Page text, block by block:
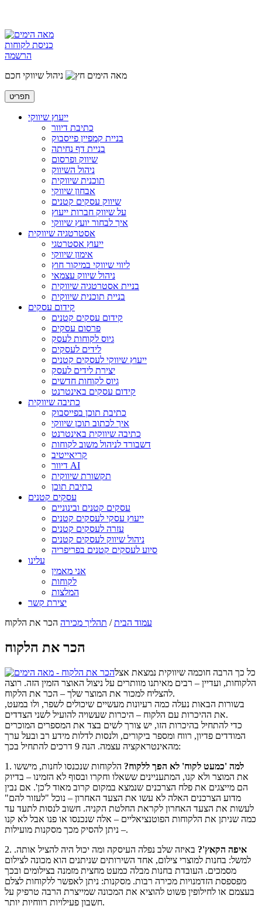
כניסת לקוחות
הרשמה
מאה הימים
ניהול שיווקי חכם
תפריט
ייעוץ שיווקי
כתיבת דיוור
בניית קמפיין פייסבוק
בניית דף נחיתה
שיווק ופרסום
ניהול השיווק
תוכנית שיווקית
אבחון שיווקי
שיווק עסקים קטנים
על שיווק חברות ייעוץ
איך לבחור יועץ שיווקי
אסטרטגיה שיווקית
ייעוץ אסטרטגי
אימון שיווקי
ליווי שיווקי במיקור חוץ
ניהול שיווק עצמאי
בניית אסטרטגיה שיווקית
בניית תוכנית שיווקית
קידום עסקים
קידום עסקים קטנים
פרסום עסקים
גיוס לקוחות לעסק
לידים לעסקים
ייעוץ שיווקי לעסקים קטנים
יצירת לידים לעסק
גיוס לקוחות חדשים
קידום עסקים באינטרנט
כתיבה שיווקית
כתיבת תוכן בפייסבוק
איך לכתוב תוכן שיווקי
כתיבה שיווקית באינטרנט
דשבורד לניהול משוב לקוחות
קריאייטיב
דיוור AI
תקשורת שיווקית
כתיבת תוכן
עסקים קטנים
עסקים קטנים ובינוניים
ייעוץ עסקי לעסקים קטנים
עזרה לעסקים קטנים
ניהול שיווק לעסקים קטנים
סיוע לעסקים קטנים בפריפריה
עלינו
אני מאמין
לקוחות
המלצות
יצירת קשר
עמוד הבית/ תהליך מכירה הכר את הלקוח
הכר את הלקוח
כל כך הרבה חוכמה שיווקית נמצאת אצל
הלקוחות, ועדיין – רבים מאיתנו מוותרים על ניצול האוצר הזמין הזה. רוצה
להצליח למכור את המוצר שלך – הכר את הלקוח.
בשורות הבאות נעלה כמה רעיונות מעשיים שיכולים לשפר, ולו במעט,
את ההיכרות עם הלקוח – היכרות שעשויה להועיל לשני הצדדים.
כדי להתחיל בהיכרות הזו, יש צורך לשים בצד את המספרים המוכרים
המודדים פדיון, רווח ומספר ביקורים, ולנסות לדלות מידע רב ובעל ערך
מהאינטראקציה עצמה. הנה 9 דרכים להתחיל בכך:
1.
למה 'כמעט לקוח' לא הפך ללקוח? הלקוחות שנכנסו לחנות, מיששו
את המוצר ולא קנו, המתעניינים ששאלו וחקרו ובסוף לא הזמינו – בדיוק
הם מייצגים את פלח הצרכנים שנמצא במקום קרוב מאוד ל'כן'. אם נבין
מדוע הצרכנים האלה לא עשו את הצעד האחרון – נוכל "לעזור להם"
לעשות את הצעד האחרון לקראת החלטת הקניה. חשוב לנסות לתעד עד
כמה שניתן את הלקוחות הפוטנציאליים – אלה שנכנסו או פנו אבל לא קנו
– ניתן להסיק מכך מסקנות מועילות.
2.
איפה הקאץ'? באיזה שלב נפלה העיסקה ומה יכול היה להציל אותה.
למשל: בחנות למוצרי צילום, אחד השירותים שניתנים הוא מכונה לצילום
מסמכים. העובדת בחנות מבלה כמעט מחצית מזמנה בצילומים ובכך
מפספסת הזדמנויות מכירה רבות. מסקנות: ניתן לאפשר ללקוחות לצלם
בעצמם או לחילופין פשוט להוציא את המכונה שמייצרת הרבה טרפיק על
חשבון פעילויות רווחיות יותר.